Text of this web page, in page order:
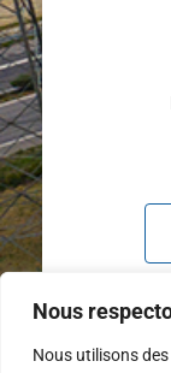
Nous
Nous utilisons